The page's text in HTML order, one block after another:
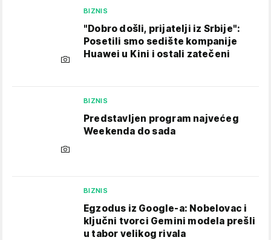
BIZNIS
"Dobro došli, prijatelji iz Srbije":
Posetili smo sedište kompanije
Huawei u Kini i ostali zatečeni
BIZNIS
Predstavljen program najvećeg
Weekenda do sada
BIZNIS
Egzodus iz Google-a: Nobelovac i
ključni tvorci Gemini modela prešli
u tabor velikog rivala